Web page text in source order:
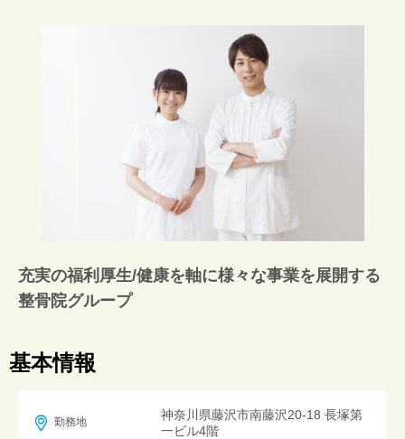
充実の福利厚生/健康を軸に様々な事業を展開する
整骨院グループ
基本情報
勤務地
神奈川県藤沢市南藤沢20-18 長塚第
一ビル4階